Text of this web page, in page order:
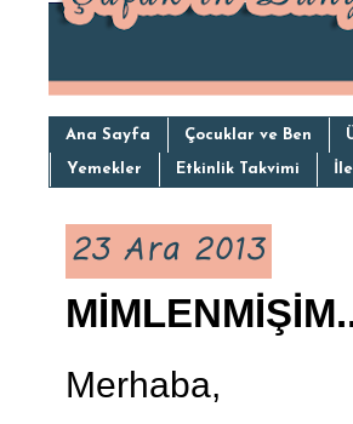
Ana Sayfa Çocuklar ve Ben
Yemekler Etkinlik Takvimi
23 Ara 2013
Merhaba,